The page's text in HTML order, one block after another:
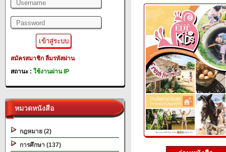
สมัครสมาชิก ลืมรหัสผ่าน
สถานะ : ใช้งานผ่าน IP
หมวดหนังสือ
กฎหมาย (2)
การศึกษา (137)